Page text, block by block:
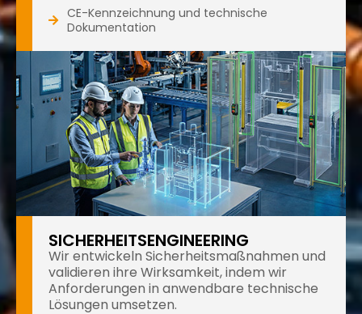
CE-Kennzeichnung und technische
Dokumentation
SICHERHEITSENGINEERING
Wir entwickeln Sicherheitsmaßnahmen und
validieren ihre Wirksamkeit, indem wir
Anforderungen in anwendbare technische
Lösungen umsetzen.